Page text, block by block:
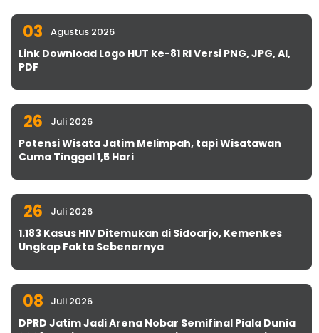
03 Agustus 2026
Link Download Logo HUT ke-81 RI Versi PNG, JPG, AI,
PDF
26 Juli 2026
Potensi Wisata Jatim Melimpah, tapi Wisatawan
Cuma Tinggal 1,5 Hari
26 Juli 2026
1.183 Kasus HIV Ditemukan di Sidoarjo, Kemenkes
Ungkap Fakta Sebenarnya
08 Juli 2026
DPRD Jatim Jadi Arena Nobar Semifinal Piala Dunia